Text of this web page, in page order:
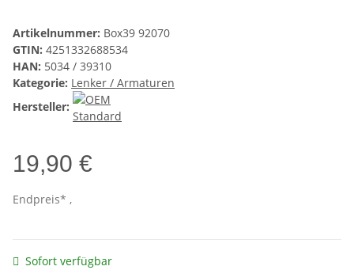
Artikelnummer: Box39 92070
GTIN: 4251332688534
HAN: 5034 / 39310
Kategorie: Lenker / Armaturen
Hersteller:
19,90 €
Endpreis* ,
Sofort verfügbar